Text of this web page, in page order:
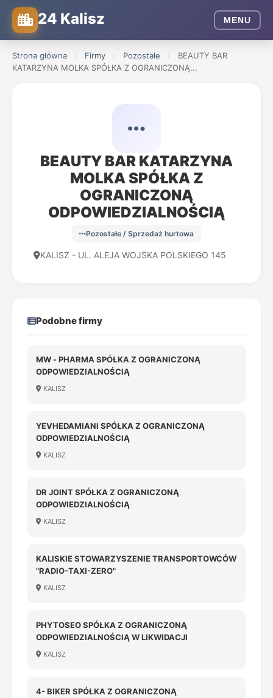
24 Kalisz MENU
Strona główna › Firmy › Pozostałe ›
BEAUTY BAR
KATARZYNA MOLKA SPÓŁKA Z OGRANICZONĄ...
BEAUTY BAR KATARZYNA
MOLKA SPÓŁKA Z
OGRANICZONĄ
ODPOWIEDZIALNOŚCIĄ
Pozostałe / Sprzedaż hurtowa
KALISZ - UL. ALEJA WOJSKA POLSKIEGO 145
Podobne firmy
MW - PHARMA SPÓŁKA Z OGRANICZONĄ
ODPOWIEDZIALNOŚCIĄ
KALISZ
YEVHEDAMIANI SPÓŁKA Z OGRANICZONĄ
ODPOWIEDZIALNOŚCIĄ
KALISZ
DR JOINT SPÓŁKA Z OGRANICZONĄ
ODPOWIEDZIALNOŚCIĄ
KALISZ
KALISKIE STOWARZYSZENIE TRANSPORTOWCÓW
"RADIO-TAXI-ZERO"
KALISZ
PHYTOSEO SPÓŁKA Z OGRANICZONĄ
ODPOWIEDZIALNOŚCIĄ W LIKWIDACJI
KALISZ
4- BIKER SPÓŁKA Z OGRANICZONĄ